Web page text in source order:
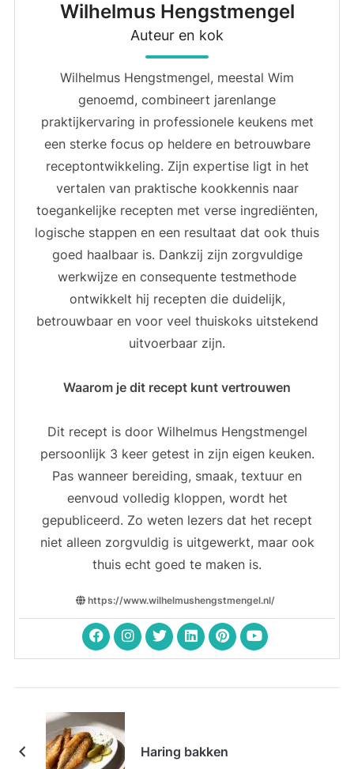
Wilhelmus Hengstmengel
Auteur en kok
Wilhelmus Hengstmengel, meestal Wim
genoemd, combineert jarenlange
praktijkervaring in professionele keukens met
een sterke focus op heldere en betrouwbare
receptontwikkeling. Zijn expertise ligt in het
vertalen van praktische kookkennis naar
toegankelijke recepten met verse ingrediënten,
logische stappen en een resultaat dat ook thuis
goed haalbaar is. Dankzij zijn zorgvuldige
werkwijze en consequente testmethode
ontwikkelt hij recepten die duidelijk,
betrouwbaar en voor veel thuiskoks uitstekend
uitvoerbaar zijn.
Waarom je dit recept kunt vertrouwen
Dit recept is door Wilhelmus Hengstmengel
persoonlijk 3 keer getest in zijn eigen keuken.
Pas wanneer bereiding, smaak, textuur en
eenvoud volledig kloppen, wordt het
gepubliceerd. Zo weten lezers dat het recept
niet alleen zorgvuldig is uitgewerkt, maar ook
thuis echt goed te maken is.
https://www.wilhelmushengstmengel.nl/
Haring bakken